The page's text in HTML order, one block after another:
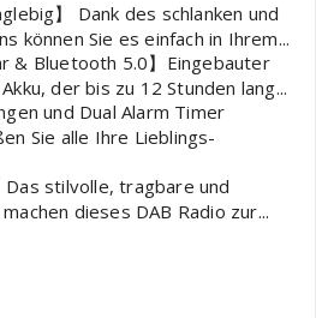
】 Dank des schlanken und
können Sie es einfach in Ihrem...
& Bluetooth 5.0】Eingebauter
der bis zu 12 Stunden lang...
und Dual Alarm Timer
Sie alle Ihre Lieblings-
Das stilvolle, tragbare und
dieses DAB Radio zur...